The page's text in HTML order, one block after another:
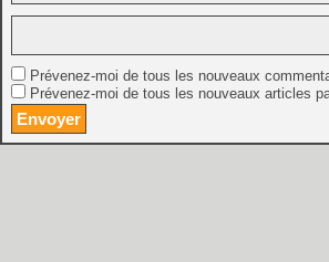
Prévenez-moi de tous les nouveaux
Prévenez-moi de tous les nouveaux articles